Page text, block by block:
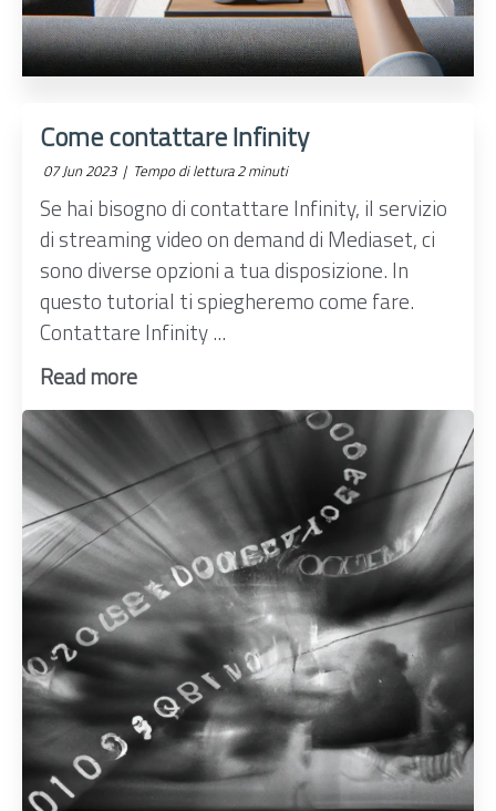
Come contattare Infinity
07 Jun 2023 | Tempo di lettura 2 minuti
Se hai bisogno di contattare Infinity, il servizio
di streaming video on demand di Mediaset, ci
sono diverse opzioni a tua disposizione. In
questo tutorial ti spiegheremo come fare.
Contattare Infinity ...
Read more